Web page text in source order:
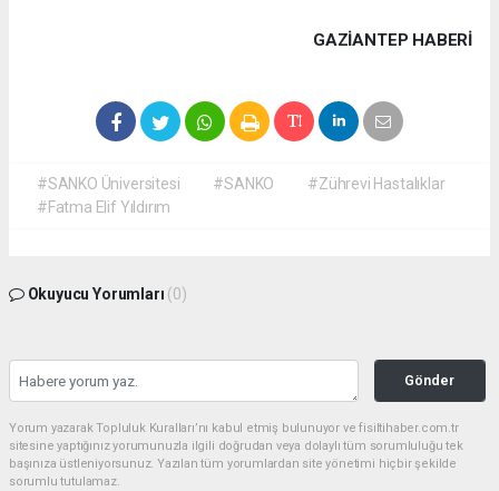
GAZIANTEP HABERİ
#SANKO Üniversitesi #SANKO
#Zührevi Hastalıklar
#Fatma Elif Yıldırım
Okuyucu Yorumları (0)
Gönder
Yorum yazarak Topluluk Kuralları’nı kabul etmiş bulunuyor ve fisiltihaber.com.tr
sitesine yaptığınız yorumunuzla ilgili doğrudan veya dolaylı tüm sorumluluğu tek
başınıza üstleniyorsunuz. Yazılan tüm yorumlardan site yönetimi hiçbir şekilde
sorumlu tutulamaz.